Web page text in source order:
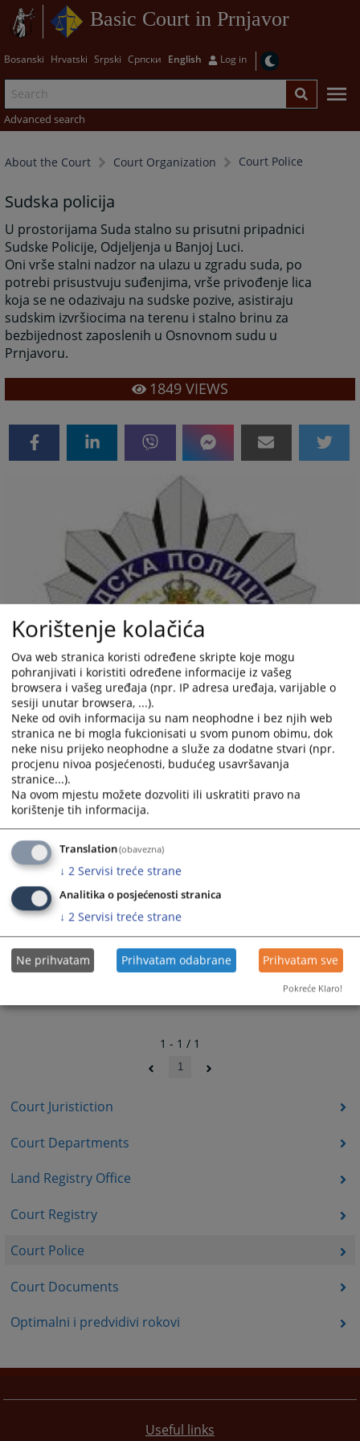
Basic Court in Prnjavor
Bosanski Hrvatski Srpski Српски English Log in
Advanced search
About the Court Court Organization Court Police
Court Juristiction
Court Departments
Land Registry Office
Court Registry
Court Police
Court Documents
Optimalni i predvidivi rokovi
Sudska policija
U prostorijama Suda stalno su prisutni pripadnici
Sudske Policije, Odjeljenja u Banjoj Luci.
Oni vrše stalni nadzor na ulazu u zgradu suda, po
potrebi prisustvuju suđenjima, vrše privođenje lica
koja se ne odazivaju na sudske pozive, asistiraju
sudskim izvršiocima na terenu i stalno brinu za
bezbijednost zaposlenih u Osnovnom sudu u
Prnjavoru.
1849 VIEWS
Links
Internet stranica Sudske policije RS
1 - 1 / 1
1
Useful links
Korištenje kolačića
Ova web stranica koristi određene skripte koje mogu
pohranjivati i koristiti određene informacije iz vašeg
browsera i vašeg uređaja (npr. IP adresa uređaja, varijable o
sesiji unutar browsera, ...).
Neke od ovih informacija su nam neophodne i bez njih web
stranica ne bi mogla fukcionisati u svom punom obimu, dok
neke nisu prijeko neophodne a služe za dodatne stvari (npr.
procjenu nivoa posjećenosti, budućeg usavršavanja
stranice...).
Na ovom mjestu možete dozvoliti ili uskratiti pravo na
korištenje tih informacija.
Translation(obavezna)
↓ 2 Servisi treće strane
Analitika o posjećenosti stranica
↓ 2 Servisi treće strane
Ne prihvatam Prihvatam odabrane Prihvatam sve
Pokreće Klaro!